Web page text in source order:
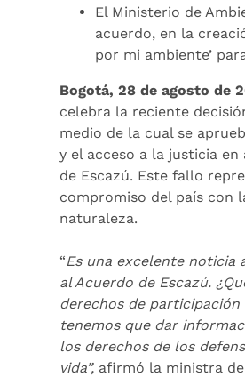
El Ministerio de
acuerdo, en la
por mi ambiente’
Bogotá, 28 de agosto de
celebra la reciente
medio de la cual se
y el acceso a la justicia
de Escazú. Este fallo
compromiso del país con
naturaleza.
“Es una excelente noticia
al Acuerdo de Escazú.
derechos de participación
tenemos que dar
los derechos de los
vida”, afirmó la ministra